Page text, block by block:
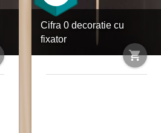
Cifra 0 decoratie cu
fixator
shopping_cart